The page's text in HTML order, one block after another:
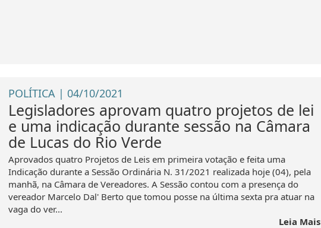
POLÍTICA | 04/10/2021
Legisladores aprovam quatro projetos de lei
e uma indicação durante sessão na Câmara
de Lucas do Rio Verde
Aprovados quatro Projetos de Leis em primeira votação e feita uma
Indicação durante a Sessão Ordinária N. 31/2021 realizada hoje (04), pela
manhã, na Câmara de Vereadores. A Sessão contou com a presença do
vereador Marcelo Dal' Berto que tomou posse na última sexta pra atuar na
vaga do ver...
Leia Mais